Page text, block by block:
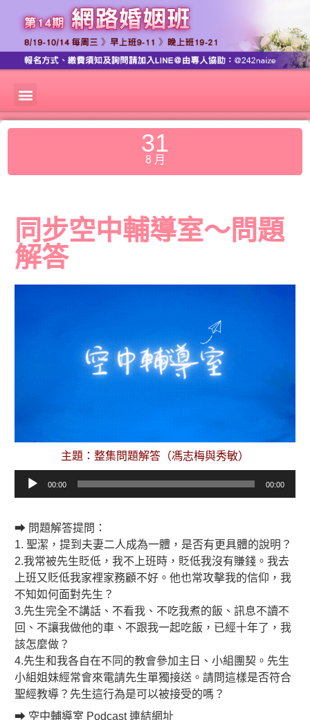
31
8 月
同步空中輔導室～問題
解答
主題：整集問題解答（馮志梅與秀敏）
放
器
00:00 00:00
➡ 問題解答提問：
1. 聖潔，提到夫妻二人成為一體，是否有更具體的說明？
2.我常被先生貶低，我不上班時，貶低我沒有賺錢。我去
上班又貶低我家裡家務顧不好。他也常攻擊我的信仰，我
不知如何面對先生？
3.先生完全不講話、不看我、不吃我煮的飯、訊息不讀不
回、不讓我做他的車、不跟我一起吃飯，已經十年了，我
該怎麼做？
4.先生和我各自在不同的教會參加主日、小組團契。先生
小組姐妹經常會來電請先生單獨接送。請問這樣是否符合
聖經教導？先生這行為是可以被接受的嗎？
➡ 空中輔導室 Podcast 連結網址